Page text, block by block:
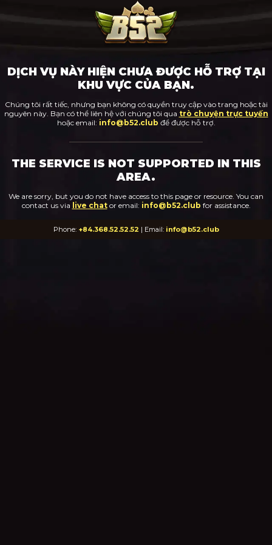
DỊCH VỤ NÀY HIỆN CHƯA ĐƯỢC HỖ TRỢ TẠI
KHU VỰC CỦA BẠN.
Chúng tôi rất tiếc, nhưng bạn không có quyền truy cập vào trang hoặc tài
nguyên này. Bạn có thể liên hệ với chúng tôi qua trò chuyện trực tuyến
hoặc email: info@b52.club để được hỗ trợ.
THE SERVICE IS NOT SUPPORTED IN THIS
AREA.
We are sorry, but you do not have access to this page or resource. You can
contact us via live chator email: info@b52.club for assistance.
Phone: +84.368.52.52.52 | Email: info@b52.club